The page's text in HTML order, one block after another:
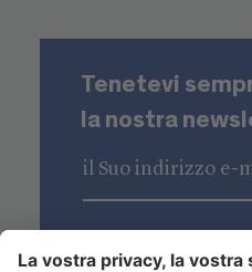
Tenetevi
la nostra